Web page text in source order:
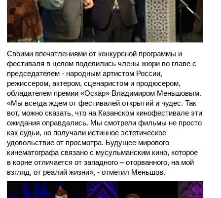
Своими впечатлениями от конкурсной программы и
фестиваля в целом поделились члены жюри во главе с
председателем - народным артистом России,
режиссером, актером, сценаристом и продюсером,
обладателем премии «Оскар» Владимиром Меньшовым.
«Мы всегда ждем от фестивалей открытий и чудес. Так
вот, можно сказать, что на Казанском кинофестивале эти
ожидания оправдались. Мы смотрели фильмы не просто
как судьи, но получали истинное эстетическое
удовольствие от просмотра. Будущее мирового
кинематографа связано с мусульманским кино, которое
в корне отличается от западного – оторванного, на мой
взгляд, от реалий жизни», - отметил Меньшов.